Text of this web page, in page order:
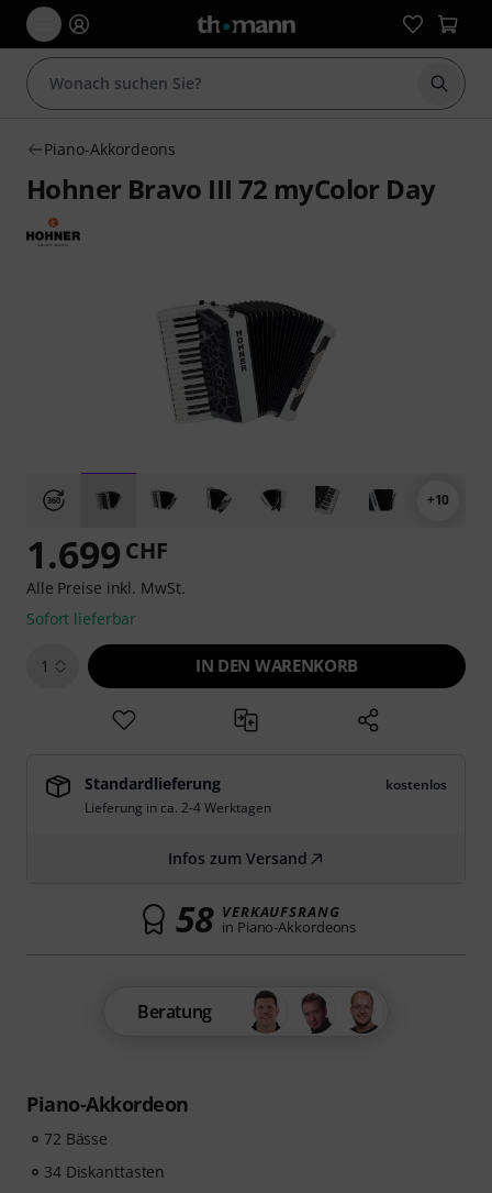
Suche
Piano-Akkordeons
Hohner Bravo III 72 myColor Day
+10
Piano-Akkordeon
72 Bässe
34 Diskanttasten
1.699 CHF
Alle Preise inkl. MwSt.
Sofort lieferbar
1 IN DEN WARENKORB
Standardlieferung
kostenlos
Lieferung in ca. 2-4 Werktagen
Infos zum Versand
58 VERKAUFSRANG
in Piano-Akkordeons
Beratung